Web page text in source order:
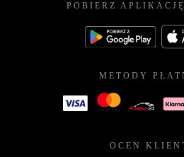
POBIERZ
METODY
OCEN